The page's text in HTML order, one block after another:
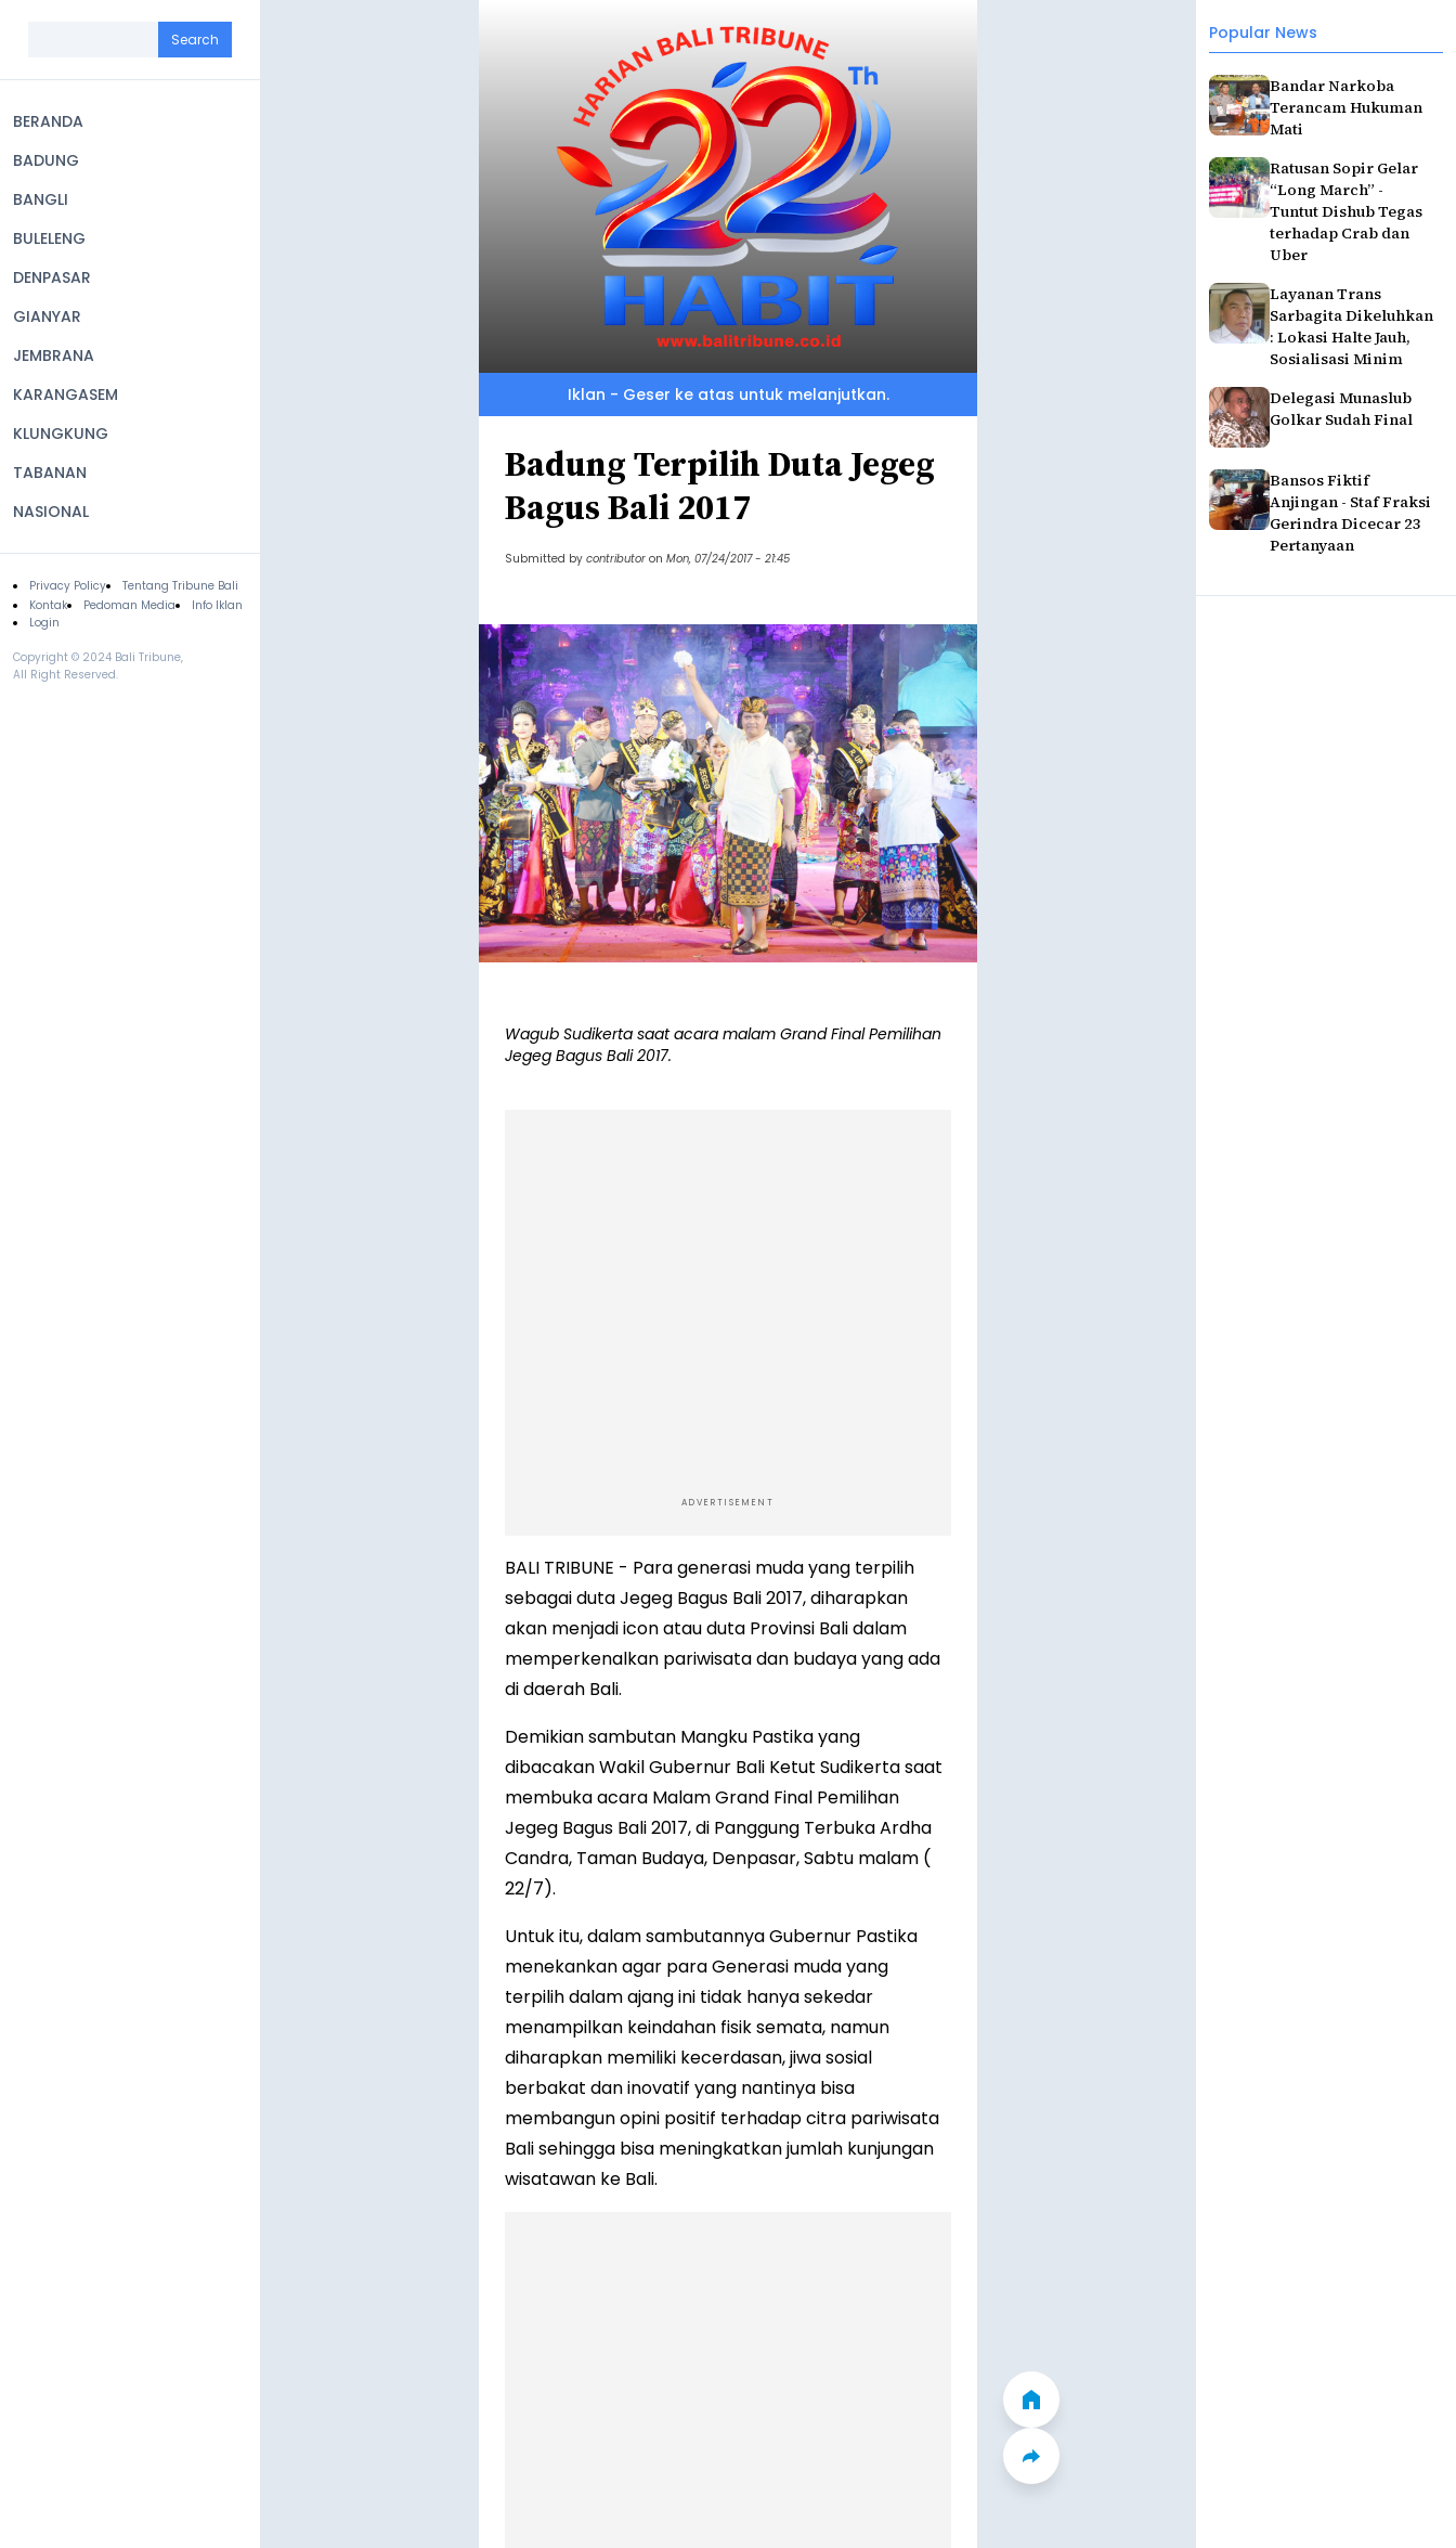
navigation
BERANDA
BADUNG
BANGLI
BULELENG
DENPASAR
GIANYAR
JEMBRANA
KARANGASEM
KLUNGKUNG
TABANAN
NASIONAL
Footer
Privacy Policy
Tentang Tribune Bali
Kontak
Pedoman Media
Info Iklan
Login
Copyright © 2024 Bali Tribune,
All Right Reserved.
Popular News
Bandar Narkoba
Terancam Hukuman
Mati
Ratusan Sopir Gelar
“Long March” -
Tuntut Dishub Tegas
terhadap Crab dan
Uber
Layanan Trans
Sarbagita Dikeluhkan
: Lokasi Halte Jauh,
Sosialisasi Minim
Delegasi Munaslub
Golkar Sudah Final
Bansos Fiktif
Anjingan - Staf Fraksi
Gerindra Dicecar 23
Pertanyaan
Iklan - Geser ke atas untuk melanjutkan.
Badung Terpilih Duta Jegeg
Bagus Bali 2017
Submitted by contributor on Mon, 07/24/2017 - 21:45
Wagub Sudikerta saat acara malam Grand Final Pemilihan
Jegeg Bagus Bali 2017.
ADVERTISEMENT
BALI TRIBUNE - Para generasi muda yang terpilih
sebagai duta Jegeg Bagus Bali 2017, diharapkan
akan menjadi icon atau duta Provinsi Bali dalam
memperkenalkan pariwisata dan budaya yang ada
di daerah Bali.
Demikian sambutan Mangku Pastika yang
dibacakan Wakil Gubernur Bali Ketut Sudikerta saat
membuka acara Malam Grand Final Pemilihan
Jegeg Bagus Bali 2017, di Panggung Terbuka Ardha
Candra, Taman Budaya, Denpasar, Sabtu malam (
22/7).
Untuk itu, dalam sambutannya Gubernur Pastika
menekankan agar para Generasi muda yang
terpilih dalam ajang ini tidak hanya sekedar
menampilkan keindahan fisik semata, namun
diharapkan memiliki kecerdasan, jiwa sosial
berbakat dan inovatif yang nantinya bisa
membangun opini positif terhadap citra pariwisata
Bali sehingga bisa meningkatkan jumlah kunjungan
wisatawan ke Bali.